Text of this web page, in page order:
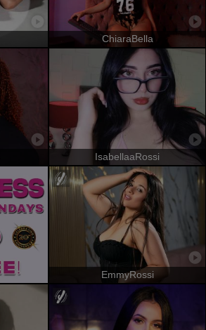
ChiaraBella
IsabellaaRossi
EmmyRossi